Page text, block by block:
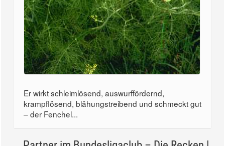
Er wirkt schleimlösend, auswurffördernd,
krampflösend, blähungstreibend und schmeckt gut
– der Fenchel...